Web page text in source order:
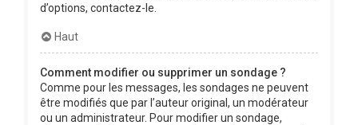
d’options, contactez-le.
Haut
Comment modifier ou supprimer un sondage ?
Comme pour les messages, les sondages ne peuvent
être modifiés que par l’auteur original, un modérateur
ou un administrateur. Pour modifier un sondage,